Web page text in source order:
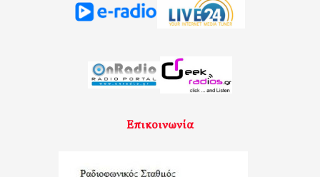
Επικοινωνία